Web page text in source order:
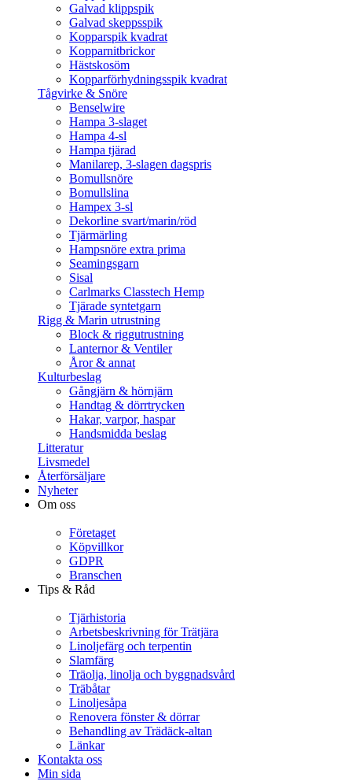
Galvad klippspik
Galvad skeppsspik
Kopparspik kvadrat
Kopparnitbrickor
Hästskosöm
Kopparförhydningsspik kvadrat
Tågvirke & Snöre
Benselwire
Hampa 3-slaget
Hampa 4-sl
Hampa tjärad
Manilarep, 3-slagen dagspris
Bomullsnöre
Bomullslina
Hampex 3-sl
Dekorline svart/marin/röd
Tjärmärling
Hampsnöre extra prima
Seamingsgarn
Sisal
Carlmarks Classtech Hemp
Tjärade syntetgarn
Rigg & Marin utrustning
Block & riggutrustning
Lanternor & Ventiler
Åror & annat
Kulturbeslag
Gångjärn & hörnjärn
Handtag & dörrtrycken
Hakar, varpor, haspar
Handsmidda beslag
Litteratur
Livsmedel
Återförsäljare
Nyheter
Om oss
Företaget
Köpvillkor
GDPR
Branschen
Tips & Råd
Tjärhistoria
Arbetsbeskrivning för Trätjära
Linoljefärg och terpentin
Slamfärg
Träolja, linolja och byggnadsvård
Träbåtar
Linoljesåpa
Renovera fönster & dörrar
Behandling av Trädäck-altan
Länkar
Kontakta oss
Min sida